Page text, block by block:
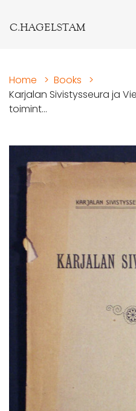
C.HAGELSTAM
Home > Books
>
Karjalan Sivistysseura ja
toimint...